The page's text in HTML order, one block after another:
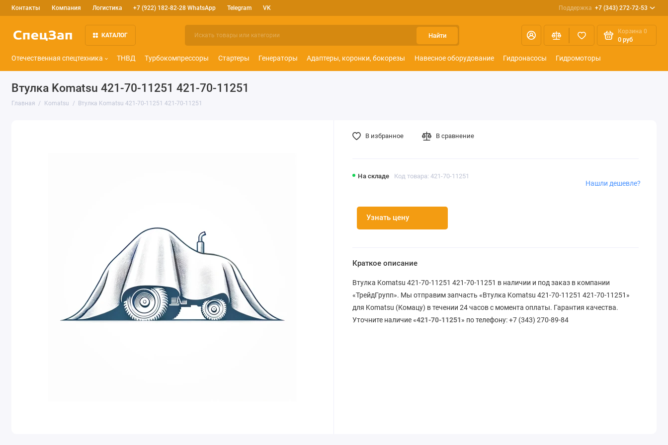
Контакты Компания Логистика +7 (922) 182-82-28 WhatsApp Telegram VK Поддержка +7 (343) 272-72-53
КАТАЛОГ Найти
Корзина 0
0 руб
Отечественная спецтехника ТНВД Турбокомпрессоры Стартеры Генераторы Адаптеры, коронки, бокорезы Навесное оборудование Гидронасосы Гидромоторы
Втулка Komatsu 421-70-11251 421-70-11251
Главная Komatsu Втулка Komatsu 421-70-11251 421-70-11251
На складе Код товара: 421-70-11251
Узнать цену
Нашли дешевле?
В избранное В сравнение
Краткое описание
Втулка Komatsu 421-70-11251 421-70-11251 в наличии и под заказ в компании
«ТрейдГрупп». Мы отправим запчасть «Втулка Komatsu 421-70-11251 421-70-11251»
для Komatsu (Комацу) в течении 24 часов с момента оплаты. Гарантия качества.
Уточните наличие «421-70-11251» по телефону: +7 (343) 270-89-84